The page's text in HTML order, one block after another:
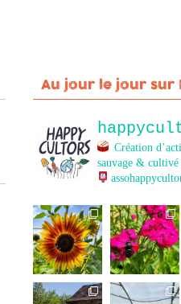
Au jour le jour sur
Création
sauvage & cultivé